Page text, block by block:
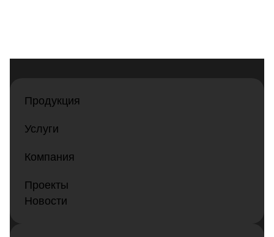
Продукция
Услуги
Компания
Проекты
Новости